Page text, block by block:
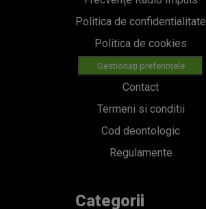
Politica de confidentialitate
Politica de cookies
Gestionați preferințele
Contact
Termeni si conditii
Cod deontologic
Regulamente
Categorii